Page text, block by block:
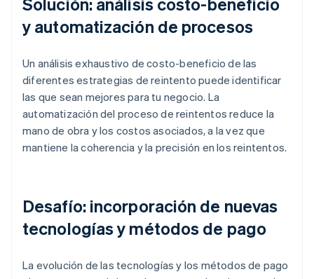
y automatización de procesos
Un análisis exhaustivo de costo-beneficio de las
diferentes estrategias de reintento puede identificar
las que sean mejores para tu negocio. La
automatización del proceso de reintentos reduce la
mano de obra y los costos asociados, a la vez que
mantiene la coherencia y la precisión en los reintentos.
Desafío: incorporación de nuevas
tecnologías y métodos de pago
La evolución de las tecnologías y los métodos de pago